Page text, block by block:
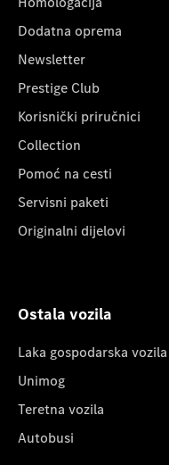
Dodatna oprema
Newsletter
Prestige Club
Korisnički priručnici
Collection
Pomoć na cesti
Servisni paketi
Originalni dijelovi
Ostala vozila
Laka gospodarska vozila
Unimog
Teretna vozila
Autobusi